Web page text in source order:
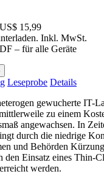
US$ 15,99
Inkl. MwSt.
– für alle Geräte
Leseprobe Details
gewucherte IT-
zu einem
angewachsen. In
durch die niedrige
und Behörden
den Einsatz eines Thin-
werden.